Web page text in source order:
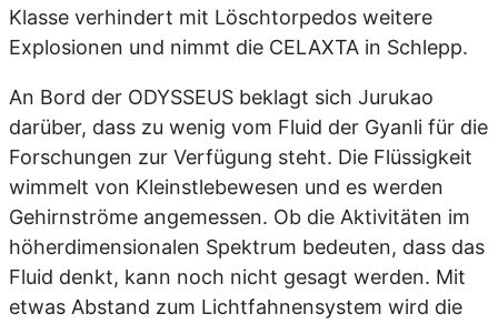
Klasse verhindert mit Löschtorpedos weitere
Explosionen und nimmt die CELAXTA in Schlepp.
An Bord der ODYSSEUS beklagt sich Jurukao
darüber, dass zu wenig vom Fluid der Gyanli für die
Forschungen zur Verfügung steht. Die Flüssigkeit
wimmelt von Kleinstlebewesen und es werden
Gehirnströme angemessen. Ob die Aktivitäten im
höherdimensionalen Spektrum bedeuten, dass das
Fluid denkt, kann noch nicht gesagt werden. Mit
etwas Abstand zum Lichtfahnensystem wird die